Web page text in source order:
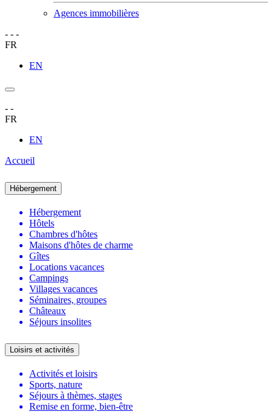
Agences immobilières
- - -
FR
EN
- -
FR
EN
Accueil
Hébergement
Hébergement
Hôtels
Chambres d'hôtes
Maisons d'hôtes de charme
Gîtes
Locations vacances
Campings
Villages vacances
Séminaires, groupes
Châteaux
Séjours insolites
Loisirs et activités
Activités et loisirs
Sports, nature
Séjours à thèmes, stages
Remise en forme, bien-être